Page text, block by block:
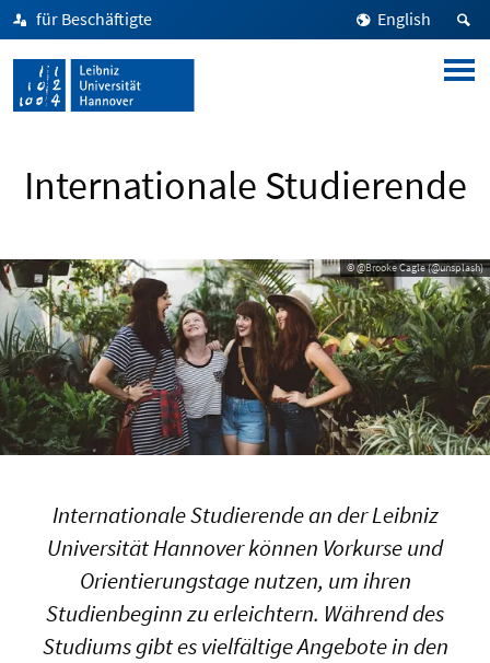
für Beschäftigte English
Internationale Studierende
© @Brooke Cagle (@unsplash)
Internationale Studierende an der Leibniz
Universität Hannover können Vorkurse und
Orientierungstage nutzen, um ihren
Studienbeginn zu erleichtern. Während des
Studiums gibt es vielfältige Angebote in den